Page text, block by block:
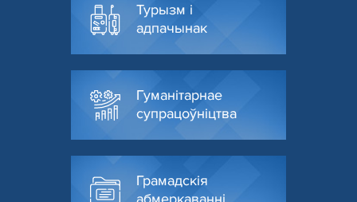
Турызм і
адпачынак
Гуманітарнае
супрацоўніцтва
Грамадскія